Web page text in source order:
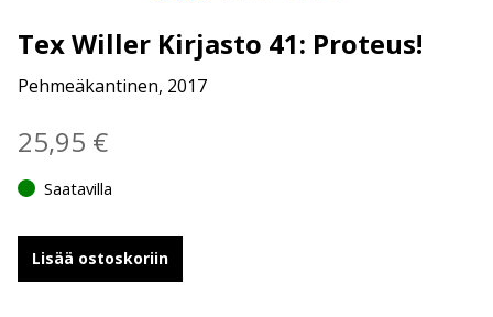
Tex Willer Kirjasto 41: Proteus!
Pehmeäkantinen, 2017
25,95 €
Saatavilla
Lisää ostoskoriin